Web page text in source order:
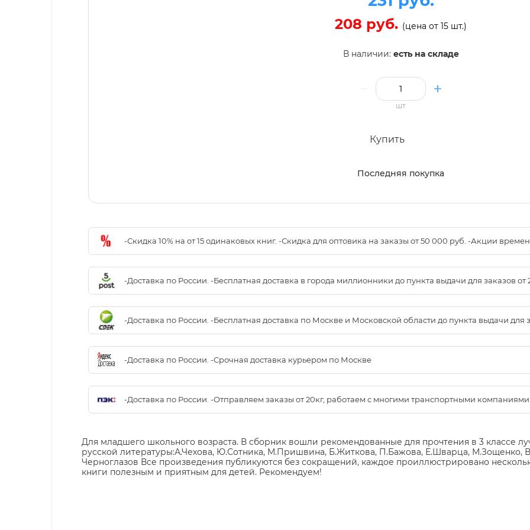
208 руб. (цена от 15 шт.)
В наличии: есть на складе
шт
Купить
Последняя покупка
-Скидка 10% на от 15 одинаковых книг. -Скидка для оптовика на заказы от 50 000 руб. -Акции
-Доставка по России. -Бесплатная доставка в города миллионники до пункта выдачи для заказов от
-Доставка по России. -Бесплатная доставка по Москве и Московской области до пункта выдачи для
-Доставка по России. -Срочная доставка курьером по Москве
-Доставка по России. -Отправляем заказы от 20кг, работаем с многими транспортными компаниями
Для младшего школьного возраста. В сборник вошли рекомендованные для прочтения в 3 классе
русской литературы:А.Чехова, Ю.Сотника, М.Пришвина, Б.Житкова, П.Бажова, Е.Шварца, М.Зощенко,
Черноглазов Все произведения публикуются без сокращений, каждое проиллюстрировано
книги полезным и приятным для детей. Рекомендуем!